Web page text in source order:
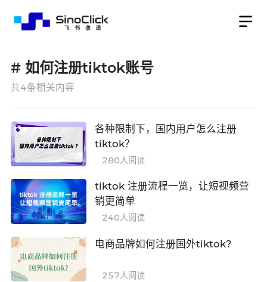
# 如何注册tiktok账号
共4条相关内容
各种限制下，国内用户怎么注册
tiktok？
280人阅读
tiktok 注册流程一览，让短视频营
销更简单
240人阅读
电商品牌如何注册国外tiktok?
257人阅读